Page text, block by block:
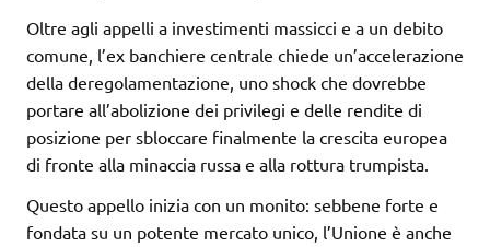
Oltre agli appelli a investimenti massicci e a un debito
comune, l’ex banchiere centrale chiede un’accelerazione
della deregolamentazione, uno shock che dovrebbe
portare all’abolizione dei privilegi e delle rendite di
posizione per sbloccare finalmente la crescita europea
di fronte alla minaccia russa e alla rottura trumpista.
Questo appello inizia con un monito: sebbene forte e
fondata su un potente mercato unico, l’Unione è anche